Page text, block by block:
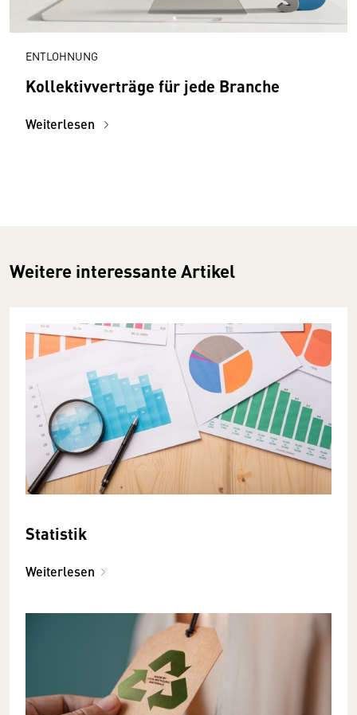
ENTLOHNUNG
Kollektivverträge für jede Branche
Weiterlesen
Weitere interessante Artikel
Statistik
Weiterlesen